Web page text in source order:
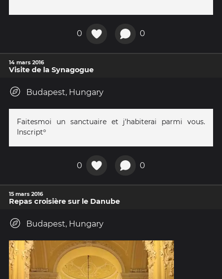
0 0
14 mars 2016
Visite de la Synagogue
Budapest, Hungary
Faitesmoi un sanctuaire et j'habiterai parmi vous.
Inscriptº
0 0
15 mars 2016
Repas croisière sur le Danube
Budapest, Hungary